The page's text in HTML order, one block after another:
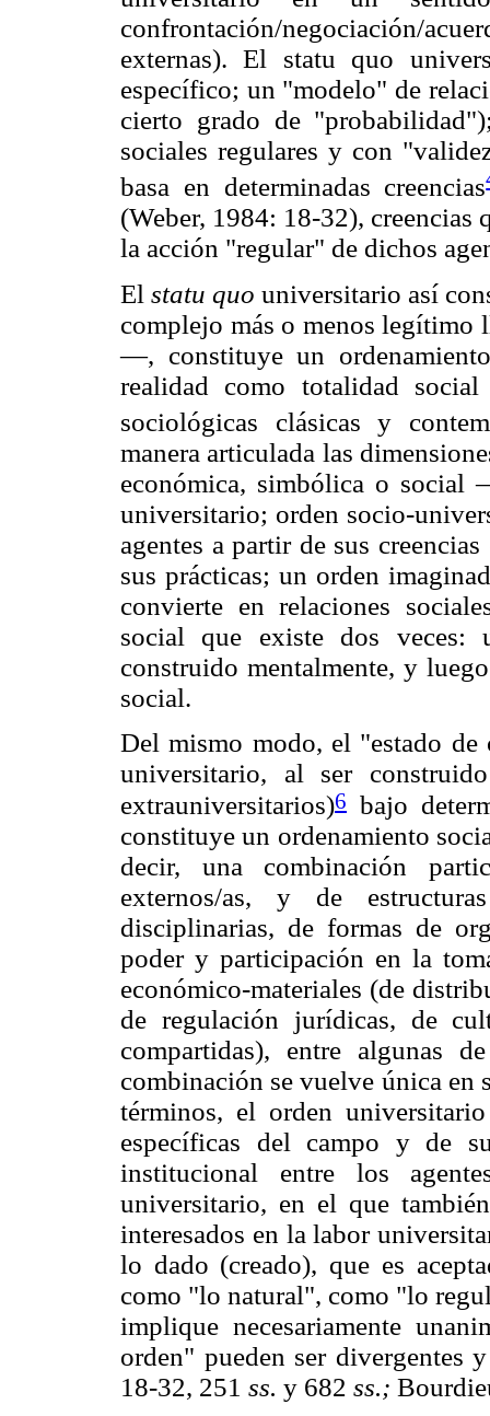
confrontación/negociación/
externas). El statu quo
específico; un "modelo" de
cierto grado de
sociales regulares y con
basa en determinadas creencias
(Weber, 1984: 18-32), creencias
la acción "regular" de dichos
El statu quo universitario así
complejo más o menos legítimo
—, constituye un
realidad como totalidad
sociológicas clásicas y
manera articulada las
económica, simbólica o
universitario; orden socio-
agentes a partir de sus
sus prácticas; un orden
convierte en relaciones
social que existe dos
construido mentalmente, y
social.
Del mismo modo, el "estado de
universitario, al ser
extrauniversitarios)6 bajo
constituye un ordenamiento
decir, una combinación
externos/as, y de
disciplinarias, de formas de
poder y participación en la
económico-materiales (de
de regulación jurídicas, de
compartidas), entre algunas
combinación se vuelve única en
términos, el orden
específicas del campo y de
institucional entre los
universitario, en el que
interesados en la labor
lo dado (creado), que es
como "lo natural", como "lo
implique necesariamente
orden" pueden ser divergentes
18-32, 251 ss. y 682 ss.;